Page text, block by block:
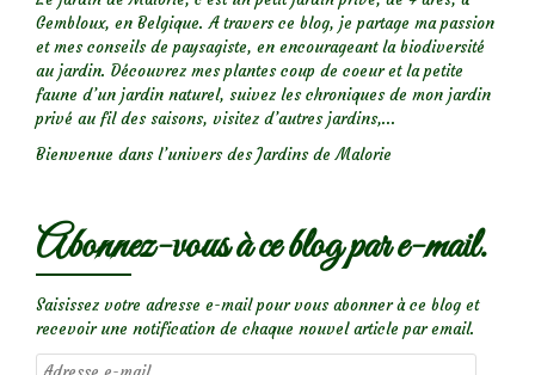
Gembloux, en Belgique. A travers ce blog, je partage ma passion
et mes conseils de paysagiste, en encourageant la biodiversité
au jardin. Découvrez mes plantes coup de coeur et la petite
faune d’un jardin naturel, suivez les chroniques de mon jardin
privé au fil des saisons, visitez d’autres jardins,...
Bienvenue dans l’univers des Jardins de Malorie
Abonnez-vous à ce blog par e-mail.
Saisissez votre adresse e-mail pour vous abonner à ce blog et
recevoir une notification de chaque nouvel article par email.
Adresse